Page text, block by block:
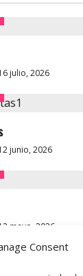
Consent
julio, 2026
junio, 2026
mayo, 2026